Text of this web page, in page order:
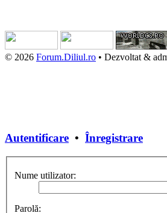
© 2026 Forum.Diliul.ro • Dezvoltat &
Autentificare • Înregistrare
Nume utilizator:
Parolă: